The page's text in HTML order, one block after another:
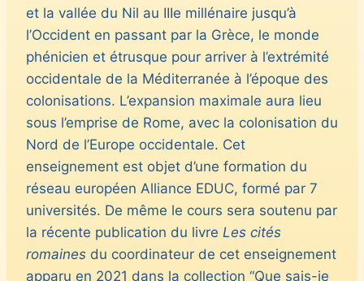
et la vallée du Nil au IIIe millénaire jusqu’à
l’Occident en passant par la Grèce, le monde
phénicien et étrusque pour arriver à l’extrémité
occidentale de la Méditerranée à l’époque des
colonisations. L’expansion maximale aura lieu
sous l’emprise de Rome, avec la colonisation du
Nord de l’Europe occidentale. Cet
enseignement est objet d’une formation du
réseau européen Alliance EDUC, formé par 7
universités. De même le cours sera soutenu par
la récente publication du livre Les cités
romaines du coordinateur de cet enseignement
apparu en 2021 dans la collection “Que sais-je